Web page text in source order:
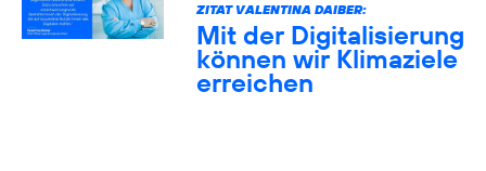
ZITAT VALENTINA DAIBER:
Mit der Digitalisierung
können wir Klimaziele
erreichen